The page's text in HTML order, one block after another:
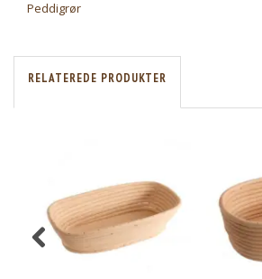
Peddigrør
RELATEREDE PRODUKTER